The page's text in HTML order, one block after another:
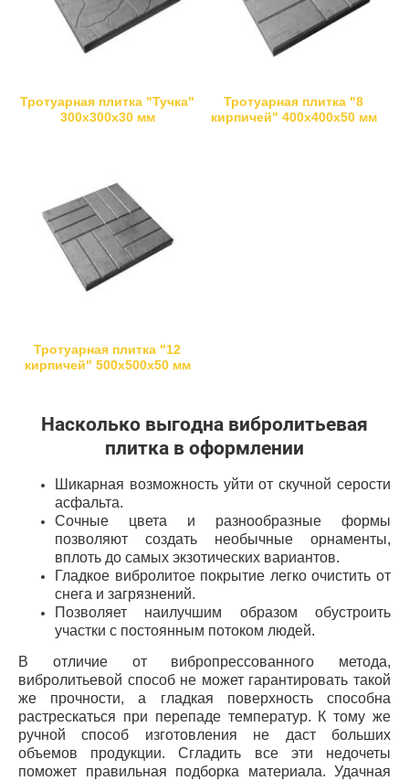
Тротуарная плитка "Тучка"
300х300х30 мм
Тротуарная плитка "8
кирпичей" 400х400х50 мм
Тротуарная плитка "12
кирпичей" 500х500х50 мм
Насколько выгодна вибролитьевая
плитка в оформлении
Шикарная возможность уйти от скучной серости
асфальта.
Сочные цвета и разнообразные формы
позволяют создать необычные орнаменты,
вплоть до самых экзотических вариантов.
Гладкое вибролитое покрытие легко очистить от
снега и загрязнений.
Позволяет наилучшим образом обустроить
участки с постоянным потоком людей.
В отличие от вибропрессованного метода,
вибролитьевой способ не может гарантировать такой
же прочности, а гладкая поверхность способна
растрескаться при перепаде температур. К тому же
ручной способ изготовления не даст больших
объемов продукции. Сгладить все эти недочеты
поможет правильная подборка материала. Удачная